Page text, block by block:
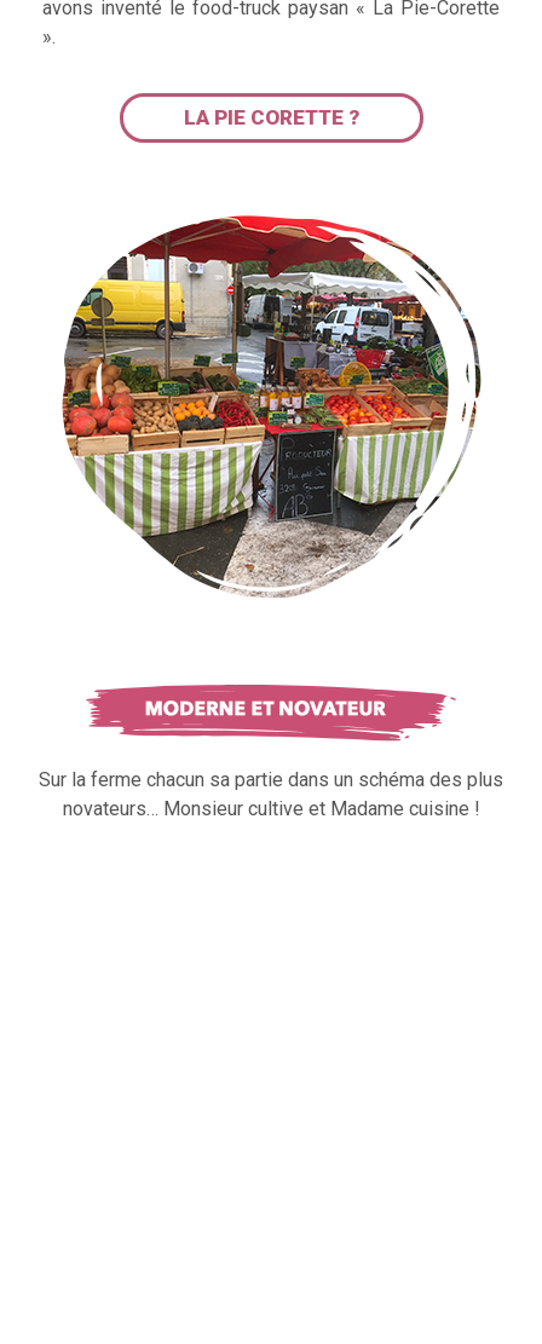
avons inventé le food-truck paysan « La Pie-Corette
».
LA PIE CORETTE ?
Sur la ferme chacun sa partie dans un schéma des plus
novateurs… Monsieur cultive et Madame cuisine !